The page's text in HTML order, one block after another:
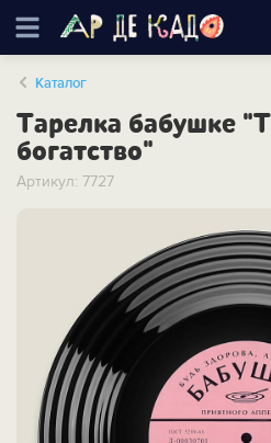
Каталог
Тарелка бабушке
богатство"
Артикул: 7727